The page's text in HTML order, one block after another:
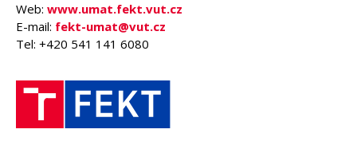
Web: www.umat.fekt.vut.cz
E-mail: fekt-umat@vut.cz
Tel: +420 541 141 6080